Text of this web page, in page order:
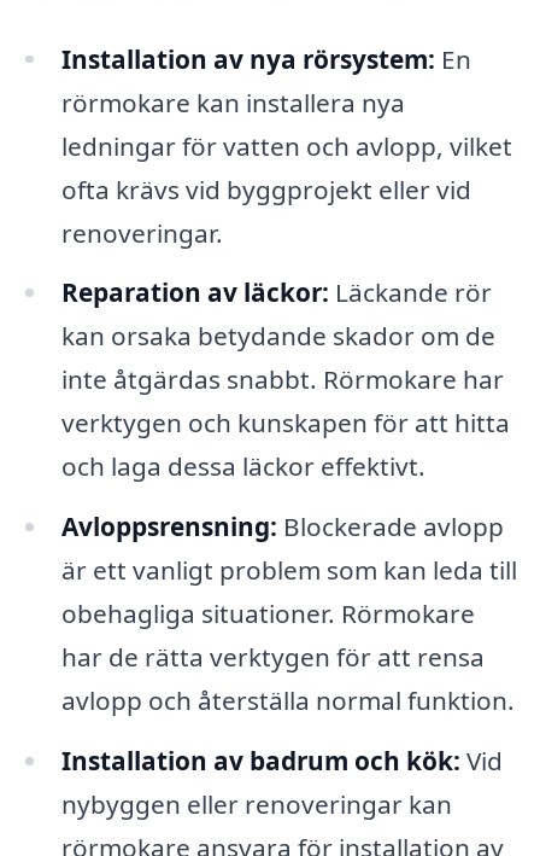
Installation av nya rörsystem: En
rörmokare kan installera nya
ledningar för vatten och avlopp, vilket
ofta krävs vid byggprojekt eller vid
renoveringar.
Reparation av läckor: Läckande rör
kan orsaka betydande skador om de
inte åtgärdas snabbt. Rörmokare har
verktygen och kunskapen för att hitta
och laga dessa läckor effektivt.
Avloppsrensning: Blockerade avlopp
är ett vanligt problem som kan leda till
obehagliga situationer. Rörmokare
har de rätta verktygen för att rensa
avlopp och återställa normal funktion.
Installation av badrum och kök: Vid
nybyggen eller renoveringar kan
rörmokare ansvara för installation av